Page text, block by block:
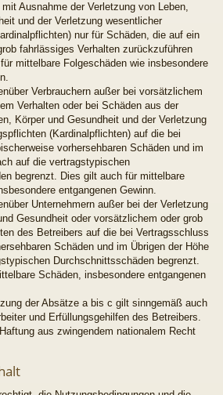
Ausnahme der Verletzung von Leben,
und der Verletzung wesentlicher
nur für Schäden, die auf ein
fahrlässiges Verhalten zurückzuführen
mittelbare Folgeschäden wie insbesondere
Verbrauchern außer bei vorsätzlichem
Verhalten oder bei Schäden aus der
Körper und Gesundheit und der Verletzung
(Kardinalpflichten) auf die bei
vorhersehbaren Schäden und im
auf die vertragstypischen
begrenzt. Dies gilt auch für mittelbare
entgangenen Gewinn.
Unternehmern außer bei der Verletzung
Gesundheit oder vorsätzlichem oder grob
des Betreibers auf die bei Vertragsschluss
Schäden und im Übrigen der Höhe
Durchschnittsschäden begrenzt.
Schäden, insbesondere entgangenen
der Absätze a bis c gilt sinngemäß auch
und Erfüllungsgehilfen des Betreibers.
aus zwingendem nationalem Recht